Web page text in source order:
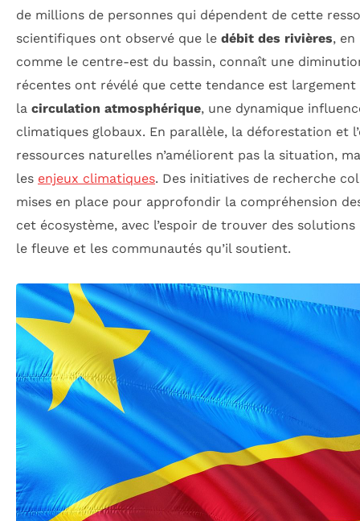
de millions de personnes qui dépendent de cette
scientifiques ont observé que le débit des rivières, en
comme le centre-est du bassin, connaît une
récentes ont révélé que cette tendance est largement
la circulation atmosphérique, une dynamique
climatiques globaux. En parallèle, la déforestation et
ressources naturelles n’améliorent pas la situation,
les enjeux climatiques. Des initiatives de recherche
mises en place pour approfondir la compréhension
cet écosystème, avec l’espoir de trouver des
le fleuve et les communautés qu’il soutient.